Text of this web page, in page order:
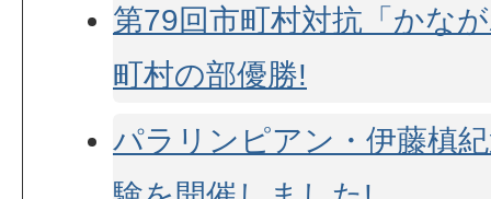
第79回市町村対抗「かな
町村の部優勝!
パラリンピアン・伊藤槙